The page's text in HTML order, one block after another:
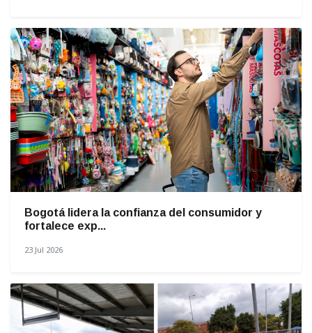
Bogotá lidera la confianza del consumidor y
fortalece exp...
23 Jul 2026